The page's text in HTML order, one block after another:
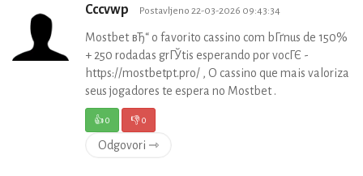
Cccvwp Postavljeno 22-03-2026 09:43:34
Mostbet вЂ“ o favorito cassino com bГґnus de 150%
+ 250 rodadas grГЎtis esperando por vocГЄ -
https://mostbetpt.pro/ , O cassino que mais valoriza
seus jogadores te espera no Mostbet .
👍0 👎0
Odgovori ⇾